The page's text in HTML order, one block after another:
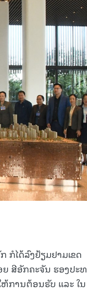
ກໍໄດ້ລົງຢ້ຽມຢາມເຂດ
ສີອັກຄະຈັນ ຮອງປະ
ການຕ້ອນຮັບ ແລະ ໃນ